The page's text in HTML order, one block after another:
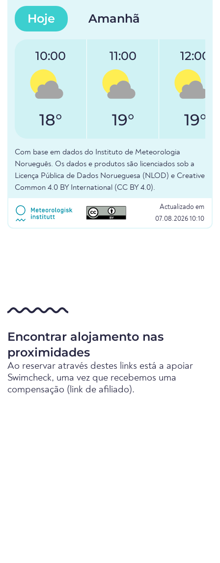
Hoje Amanhã
10:00
18°
11:00
19°
12:00
19°
Com base em dados do Instituto de Meteorologia
Norueguês. Os dados e produtos são licenciados sob a
Licença Pública de Dados Norueguesa (NLOD) e Creative
Common 4.0 BY International (CC BY 4.0).
Actualizado em
07.08.2026 10:10
Encontrar alojamento nas
proximidades
Ao reservar através destes links está a apoiar
Swimcheck, uma vez que recebemos uma
compensação (link de afiliado).